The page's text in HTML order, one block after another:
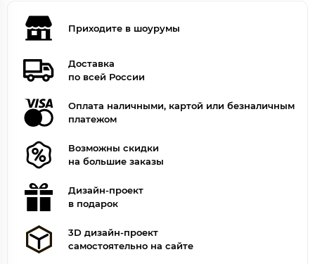
Приходите в шоурумы
Доставка
по всей России
Оплата наличными, картой или безналичным
платежом
Возможны скидки
на большие заказы
Дизайн-проект
в подарок
3D дизайн-проект
самостоятельно на сайте